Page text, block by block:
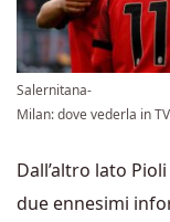
Salernitana-
Milan: dove vederla in
Dall’altro lato
due ennesimi